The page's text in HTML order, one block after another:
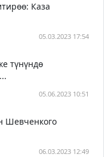
Каза
05.03.2023 17:54
түнүндө
05.06.2023 10:51
Шевченкого
06.03.2023 12:49